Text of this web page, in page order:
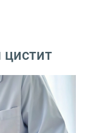
цистит